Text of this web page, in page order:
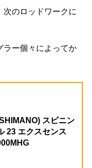
次のロッドワークに
ラー個々によってか
スピニン
23 エクスセンス